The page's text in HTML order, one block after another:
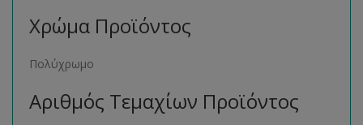
Χρώμα Προϊόντος
Πολύχρωμο
Αριθμός Τεμαχίων Προϊόντος